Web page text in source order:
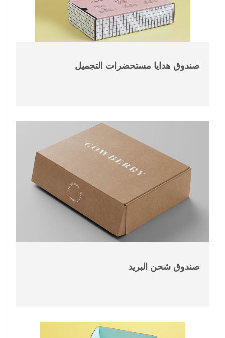
صندوق هدايا مستحضرات التجميل
صندوق شحن البريد